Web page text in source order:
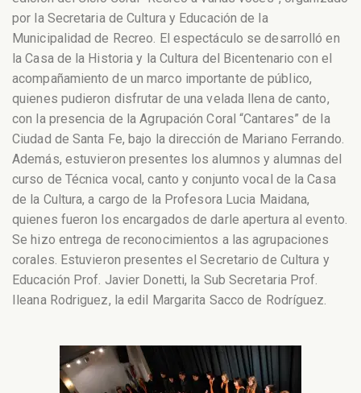
por la Secretaria de Cultura y Educación de la
Municipalidad de Recreo. El espectáculo se desarrolló en
la Casa de la Historia y la Cultura del Bicentenario con el
acompañamiento de un marco importante de público,
quienes pudieron disfrutar de una velada llena de canto,
con la presencia de la Agrupación Coral “Cantares” de la
Ciudad de Santa Fe, bajo la dirección de Mariano Ferrando.
Además, estuvieron presentes los alumnos y alumnas del
curso de Técnica vocal, canto y conjunto vocal de la Casa
de la Cultura, a cargo de la Profesora Lucia Maidana,
quienes fueron los encargados de darle apertura al evento.
Se hizo entrega de reconocimientos a las agrupaciones
corales. Estuvieron presentes el Secretario de Cultura y
Educación Prof. Javier Donetti, la Sub Secretaria Prof.
Ileana Rodriguez, la edil Margarita Sacco de Rodríguez.